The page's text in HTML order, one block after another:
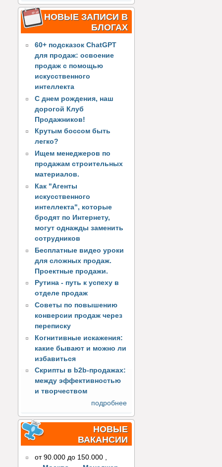
НОВЫЕ ЗАПИСИ В
БЛОГАХ
60+ подсказок ChatGPT
для продаж: освоение
продаж с помощью
искусственного
интеллекта
С днем рождения, наш
дорогой Клуб
Продажников!
Крутым боссом быть
легко?
Ищем менеджеров по
продажам строительных
материалов.
Как "Агенты
искусственного
интеллекта", которые
бродят по Интернету,
могут однажды заменить
сотрудников
Бесплатные видео уроки
для сложных продаж.
Проектные продажи.
Рутина - путь к успеху в
отделе продаж
Советы по повышению
конверсии продаж через
переписку
Когнитивные искажения:
какие бывают и можно ли
избавиться
Скрипты в b2b-продажах:
между эффективностью
и творчеством
подробнее
НОВЫЕ
ВАКАНСИИ
от 90.000 до 150.000 ,